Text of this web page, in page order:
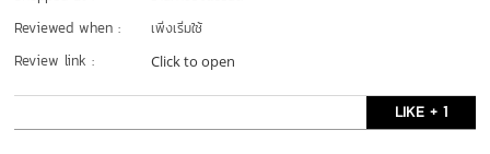
Reviewed when : เพิ่งเริ่มใช้
Review link : Click to open
LIKE + 1